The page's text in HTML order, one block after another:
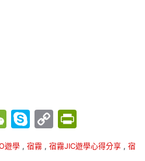
WeChat
Skype
Copy
Link
遊學 ,宿霧 ,宿霧JIC遊學心得分享 ,宿